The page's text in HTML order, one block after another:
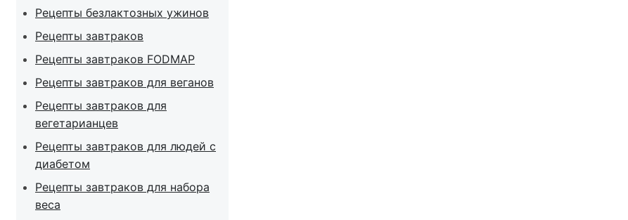
Рецепты безлактозных ужинов
Рецепты завтраков
Рецепты завтраков FODMAP
Рецепты завтраков для веганов
Рецепты завтраков для
вегетарианцев
Рецепты завтраков для людей с
диабетом
Рецепты завтраков для набора
веса